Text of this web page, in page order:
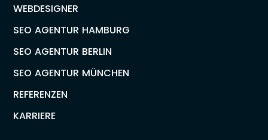
WEBDESIGNER
SEO AGENTUR HAMBURG
SEO AGENTUR BERLIN
SEO AGENTUR MÜNCHEN
REFERENZEN
KARRIERE